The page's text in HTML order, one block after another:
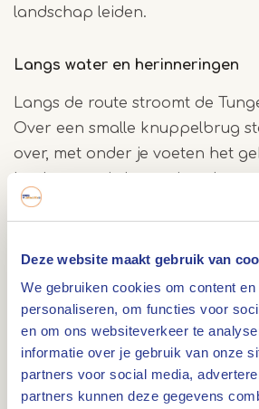
Deze website maakt gebruik van
We gebruiken cookies om content
personaliseren, om functies voor
en om ons websiteverkeer te
informatie over je gebruik van onze
partners voor social media,
partners kunnen deze gegevens
landschap leiden.
Langs water en herinneringen
Langs de route stroomt de
Over een smalle knuppelbrug
over, met onder je voeten het
draait molen De Hoop statig in
oorlogskerkhof, een stille
aan een roerig verleden.
Afwisseling onderweg
Deze wandeling biedt van alles
bossages, open velden,